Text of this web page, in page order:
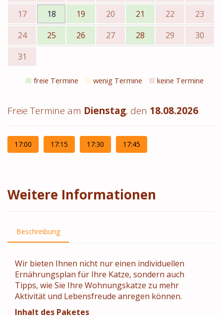
17 18 19 20 21 22
23
24
25 26 27 28 29
30
31
freie Termine wenig Termine keine Termine
Freie Termine am Dienstag, den 18.08.2026
17:00 17:15 17:30 17:45
Weitere Informationen
Beschreibung
Wir bieten Ihnen nicht nur einen individuellen
Ernährungsplan für Ihre Katze, sondern auch
Tipps, wie Sie Ihre Wohnungskatze zu mehr
Aktivität und Lebensfreude anregen können.
Inhalt des Paketes